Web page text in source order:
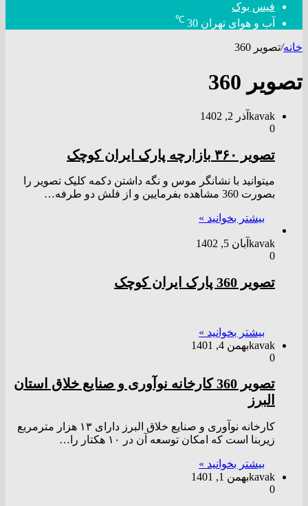
فیس بوک
آب و هوای تهران 30
℃
خانه/تصویر 360
تصویر 360
kavak آذر 2, 1402
0
تصویر ۳۶۰ بازارچه پارک ایران کوچک
میتوانید با نشانگر موس و نگه داشتن دکمه کلیک تصویر را
بصورت 360 مشاهده بفرمایین و از فلش دو طرفه…
بیشتر بخوانید »
kavak آبان 5, 1402
0
تصویر 360 پارک ایران کوچک
بیشتر بخوانید »
kavakبهمن 4, 1401
0
تصویر 360 کارخانه نوآوری و صنایع خلاق استان
البرز
کارخانه نوآوری و صنایع خلاق البرز دارای ۱۳ هزار مترمربع
زیربنا است که امکان توسعه آن در ۱۰ هکتار را…
بیشتر بخوانید »
kavakبهمن 1, 1401
0